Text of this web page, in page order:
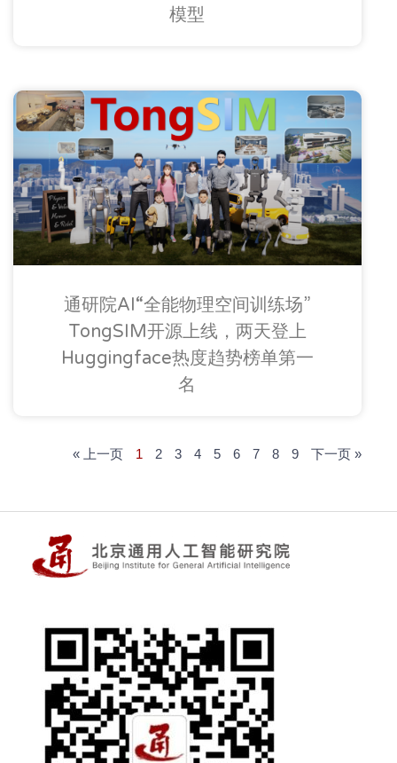
模型
通研院AI“全能物理空间训练场”
TongSIM开源上线，两天登上
Huggingface热度趋势榜单第一
名
« 上一页 1 2 3 4 5 6 7 8 9 下一页 »